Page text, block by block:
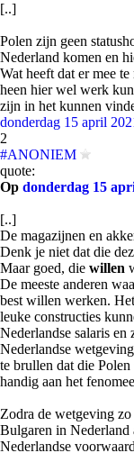
[..]
Polen zijn geen
Nederland komen en
Wat heeft dat er mee
heen hier wel werk
zijn in het kunnen
donderdag 15 april
2
#ANONIEM
quote:
Op donderdag 15
[..]
De magazijnen en
Denk je niet dat die
Maar goed, die willen
De meeste anderen
best willen werken.
leuke constructies
Nederlandse salaris
Nederlandse
te brullen dat die
handig aan het
Zodra de wetgeving
Bulgaren in Nederland
Nederlandse